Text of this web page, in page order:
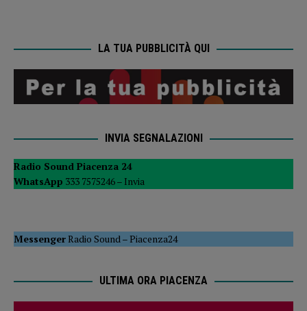
LA TUA PUBBLICITÀ QUI
INVIA SEGNALAZIONI
Radio Sound Piacenza 24
WhatsApp 333 7575246 – Invia
MessengerRadio Sound–Piacenza24
ULTIMA ORA PIACENZA